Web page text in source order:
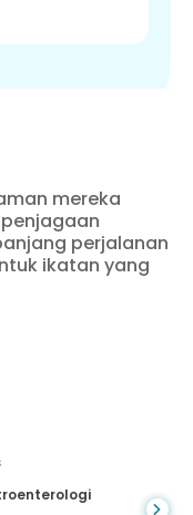
mereka
perjalanan
ikatan yang